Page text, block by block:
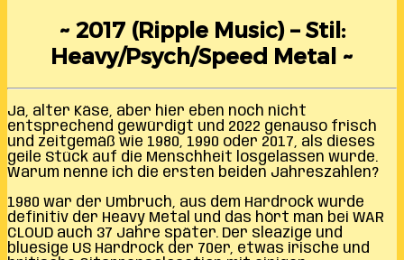
~ 2017 (Ripple Music) – Stil:
Heavy/Psych/Speed Metal ~
Ja, alter Käse, aber hier eben noch nicht
entsprechend gewürdigt und 2022 genauso frisch
und zeitgemäß wie 1980, 1990 oder 2017, als dieses
geile Stück auf die Menschheit losgelassen wurde.
Warum nenne ich die ersten beiden Jahreszahlen?
1980 war der Umbruch, aus dem Hardrock wurde
definitiv der Heavy Metal und das hört man bei WAR
CLOUD auch 37 Jahre später. Der sleazige und
bluesige US Hardrock der 70er, etwas irische und